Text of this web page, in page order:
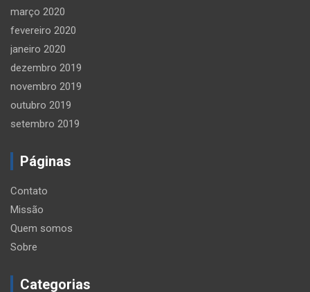
março 2020
fevereiro 2020
janeiro 2020
dezembro 2019
novembro 2019
outubro 2019
setembro 2019
Páginas
Contato
Missão
Quem somos
Sobre
Categorias